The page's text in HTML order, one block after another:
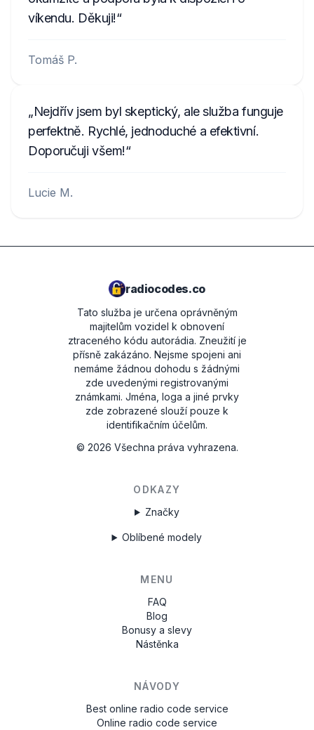
víkendu. Děkuji!
Tomáš P.
Nejdřív jsem byl skeptický, ale služba funguje
perfektně. Rychlé, jednoduché a efektivní.
Doporučuji všem!
Lucie M.
radiocodes.co
Tato služba je určena oprávněným
majitelům vozidel k obnovení
ztraceného kódu autorádia. Zneužití je
přísně zakázáno. Nejsme spojeni ani
nemáme žádnou dohodu s žádnými
zde uvedenými registrovanými
známkami. Jména, loga a jiné prvky
zde zobrazené slouží pouze k
identifikačním účelům.
© 2026 Všechna práva vyhrazena.
ODKAZY
Značky
Oblíbené modely
MENU
FAQ
Blog
Bonusy a slevy
Nástěnka
NÁVODY
Best online radio code service
Online radio code service